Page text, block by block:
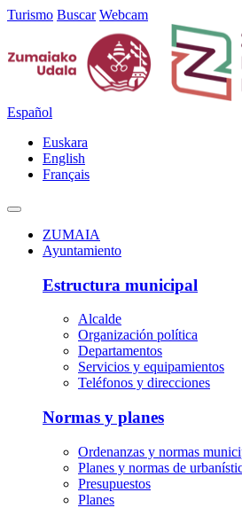
Turismo Buscar Webcam
Español
Euskara
English
Français
ZUMAIA
Ayuntamiento
Estructura municipal
Alcalde
Organización política
Departamentos
Servicios y equipamientos
Teléfonos y direcciones
Normas y planes
Ordenanzas y normas
Planes y normas de
Presupuestos
Planes